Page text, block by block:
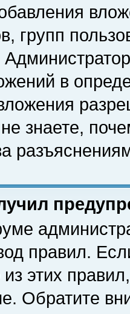
групп
в
знаете,
правил.
этих
Обратите